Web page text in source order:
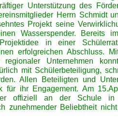
Unterstützung des
Herrn Schmidt
Projekt seine
Wasserspender. Bereits
in einer
erfolgreichen Abschluss.
regionaler Unternehmen
mit Schülerbeteiligung,
Allen Beteiligten und
für ihr Engagement. Am
offiziell an der Schule in
zunehmender Beliebtheit